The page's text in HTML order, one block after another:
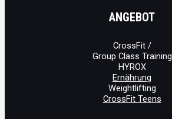
ANGEBOT
CrossFit /
Group Class Training
HYROX
Ernährung
Weightlifting
CrossFit Teens